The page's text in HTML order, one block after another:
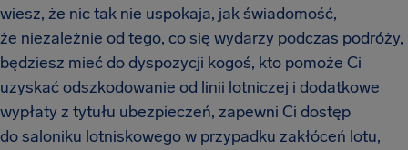
wiesz, że nic tak nie uspokaja, jak świadomość,
że niezależnie od tego, co się wydarzy podczas podróży,
będziesz mieć do dyspozycji kogoś, kto pomoże Ci
uzyskać odszkodowanie od linii lotniczej i dodatkowe
wypłaty z tytułu ubezpieczeń, zapewni Ci dostęp
do saloniku lotniskowego w przypadku zakłóceń lotu,